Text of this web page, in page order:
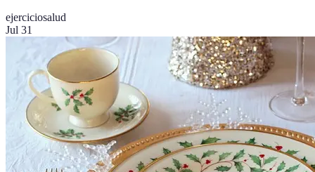
ejerciciosalud
Jul 31